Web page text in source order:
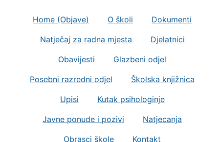
Home (Objave) O školi Dokumenti
Natječaj za radna mjesta Djelatnici
Obavijesti Glazbeni odjel
Posebni razredni odjel Školska knjižnica
Upisi Kutak psihologinje
Javne ponude i pozivi Natjecanja
Obrasci škole Kontakt